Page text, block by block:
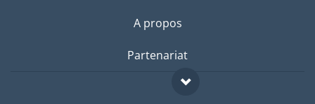
A propos
Partenariat